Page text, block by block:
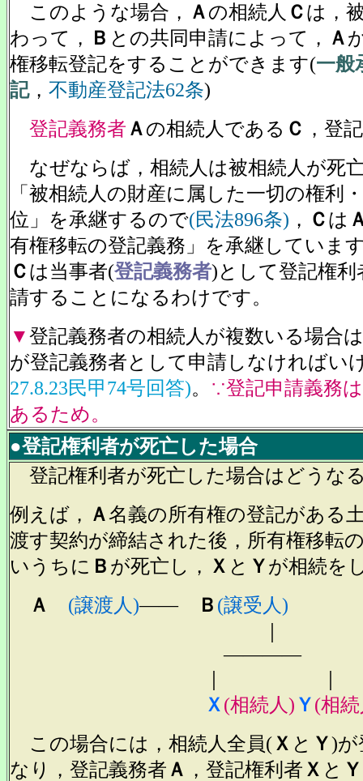
このような場合， Ａの相続人 Ｃは，
わって，
Ｂ との共同申請によって， Ａ
権移転登記をすることができます(一般
記， 不動産登記法62条)
登記義務者 Ａの相続人である Ｃ ，登
なぜならば，相続人は被相続人が死
「被相続人の財産に属した一切の権利
位」を承継するので(民法896条) ， Ｃは
有権移転の登記義務」を承継していま
Ｃは当事者(登記義務者)として登記権利
請することになるわけです。
▼登記義務者の相続人が複数いる場合
が登記義務者として申請しなければい
27.8.23民甲74号回答)。 ∵登記申請義務
あるため。
●登記権利者が死亡した場合
登記権利者が死亡した場合はどうな
例えば， Ａ名義の所有権の登記がある
渡す契約が締結された後，所有権移転
いうちに Ｂ が死亡し， Ｘ と Ｙが相続を
Ａ
(譲渡人)―― Ｂ (譲受人)
――――
Ｘ (相続人) Ｙ(相
この場合には，相続人全員( Ｘ と Ｙ)が
なり，登記義務者 Ａ ，登記権利者 Ｘ と Ｙ